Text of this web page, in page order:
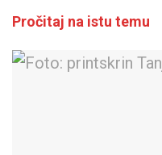
Pročitaj na istu temu